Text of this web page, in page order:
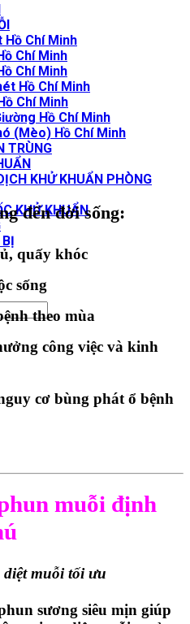
Hồ Chí Minh
Chí Minh
Chí Minh
Hồ Chí Minh
Chí Minh
Hồ Chí Minh
(Mèo) Hồ Chí Minh
TRÙNG
KHỬ KHUẨN PHÒNG
KHỬ KHUẨN
đến đời sống:
quấy khóc
sống
theo mùa
công việc và kinh
cơ bùng phát ổ bệnh
muỗi định
muỗi tối ưu
sương siêu mịn giúp